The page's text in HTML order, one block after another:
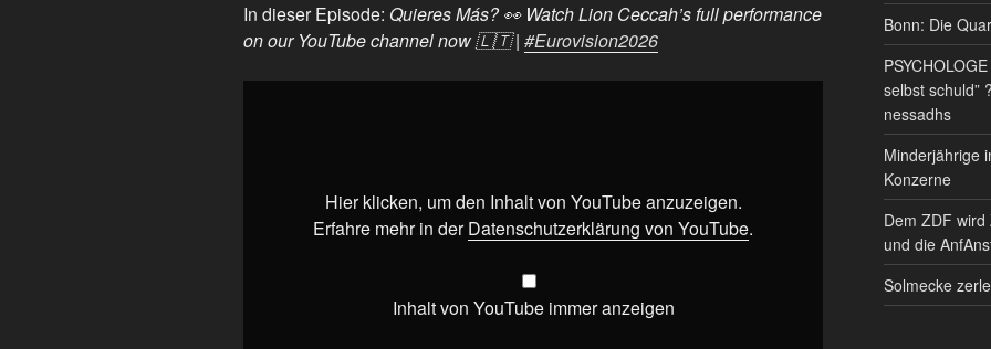
In dieser Episode: Quieres Más? 👀 Watch Lion Ceccah’s full performance
on our YouTube channel now 🇱🇹 | #Eurovision2026
Ceccah's
Hier klicken, um den Inhalt von YouTube anzuzeigen.
Erfahre mehr in derDatenschutzerklärung von YouTube.
Inhalt von YouTube immer anzeigen
Bonn: Die
selbst schuld”
nessadhs
Minderjährige
Konzerne
Dem ZDF
und die
Solmecke